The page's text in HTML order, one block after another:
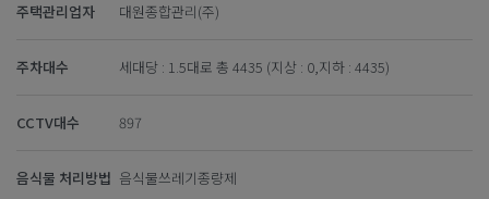
주택관리업자 대원종합관리(주)
주차대수 세대당 : 1.5대로 총 4435 (지상 : 0,지하 : 4435)
CCTV대수 897
음식물 처리방법 음식물쓰레기종량제